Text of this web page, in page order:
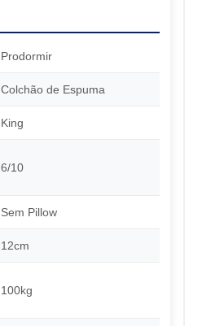
Prodormir
Colchão de Espuma
King
6/10
Sem Pillow
12cm
100kg